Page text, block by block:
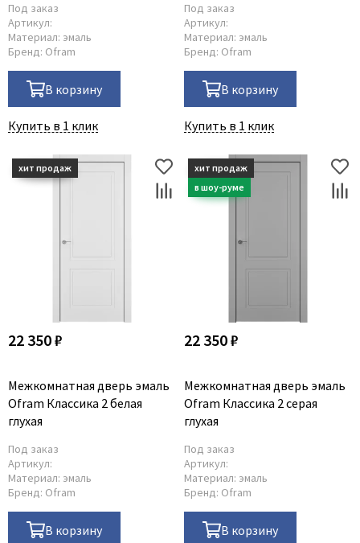
Под заказ
Артикул:
Материал: эмаль
Бренд: Ofram
В корзину
Купить в 1 клик
Под заказ
Артикул:
Материал: эмаль
Бренд: Ofram
В корзину
Купить в 1 клик
22 350 ₽
Межкомнатная дверь эмаль
Ofram Классика 2 белая
глухая
Под заказ
Артикул:
Материал: эмаль
Бренд: Ofram
В корзину
22 350 ₽
Межкомнатная дверь эмаль
Ofram Классика 2 серая
глухая
Под заказ
Артикул:
Материал: эмаль
Бренд: Ofram
В корзину